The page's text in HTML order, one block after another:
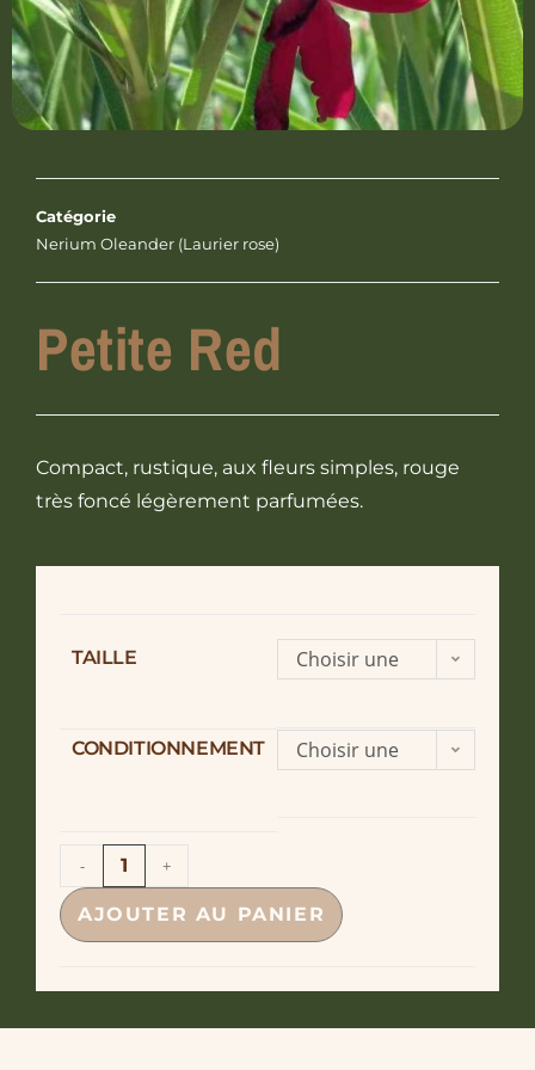
Catégorie
Nerium Oleander (Laurier rose)
Petite Red
Compact, rustique, aux fleurs simples, rouge
très foncé légèrement parfumées.
TAILLE
Choisir une
CONDITIONNEMENT
Choisir une
- +
AJOUTER AU PANIER